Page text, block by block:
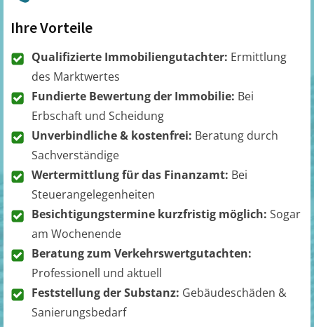
Ihre Vorteile
Qualifizierte Immobiliengutachter: Ermittlung
des Marktwertes
Fundierte Bewertung der Immobilie: Bei
Erbschaft und Scheidung
Unverbindliche & kostenfrei: Beratung durch
Sachverständige
Wertermittlung für das Finanzamt: Bei
Steuerangelegenheiten
Besichtigungstermine kurzfristig möglich: Sogar
am Wochenende
Beratung zum Verkehrswertgutachten:
Professionell und aktuell
Feststellung der Substanz: Gebäudeschäden &
Sanierungsbedarf